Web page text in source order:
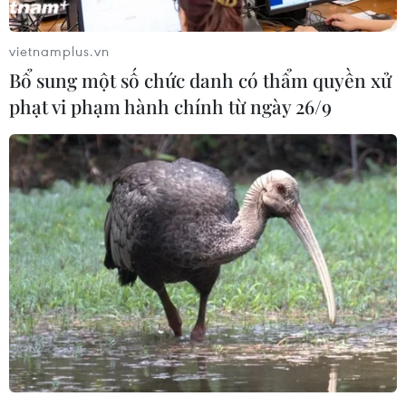
Nước biển mặn và chuyện "con voi có thể
chui lọt lỗ kim"
23/06/2017 07:58
Nhiều tàu vỏ thép của ngư dân Bình Định, Phú Yên,
Quảng Ngãi ra khơi mới 1-2 chuyến biển đã hư hỏng
nghiêm trọng, trong khi công ty đóng tàu đổ lỗi cho...
nước biển.
vietnamplus.vn
Bổ sung một số chức danh có thẩm quyền xử
phạt vi phạm hành chính từ ngày 26/9